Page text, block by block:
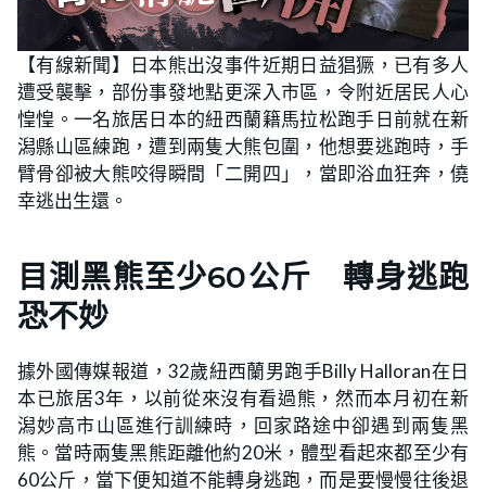
【有線新聞】日本熊出沒事件近期日益猖獗，已有多人
遭受襲擊，部份事發地點更深入市區，令附近居民人心
惶惶。一名旅居日本的紐西蘭籍馬拉松跑手日前就在新
潟縣山區練跑，遭到兩隻大熊包圍，他想要逃跑時，手
臂骨卻被大熊咬得瞬間「二開四」，當即浴血狂奔，僥
幸逃出生還。
目測黑熊至少60公斤 轉身逃跑
恐不妙
據外國傳媒報道，32歲紐西蘭男跑手Billy Halloran在日
本已旅居3年，以前從來沒有看過熊，然而本月初在新
潟妙高市山區進行訓練時，回家路途中卻遇到兩隻黑
熊。當時兩隻黑熊距離他約20米，體型看起來都至少有
60公斤，當下便知道不能轉身逃跑，而是要慢慢往後退